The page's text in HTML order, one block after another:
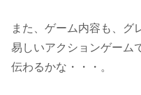
また、ゲーム内容も、グ
易しいアクションゲーム
伝わるかな・・・。